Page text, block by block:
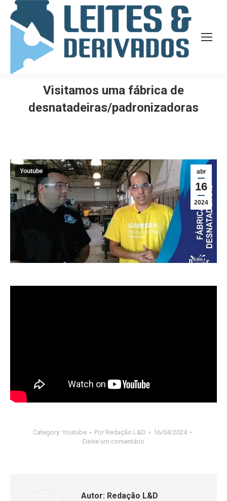
Visitamos uma fábrica de
desnatadeiras/padronizadoras
abr
16
2024
Youtube
Category: Youtube Por Redação L&D
16/04/2024
Deixe um comentário
Autor: Redação L&D